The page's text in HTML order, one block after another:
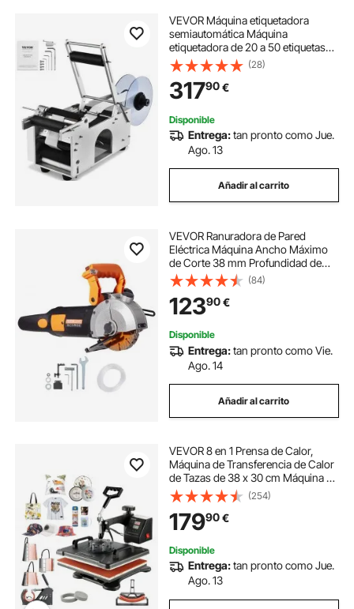
VEVOR Máquina etiquetadora
semiautomática Máquina
etiquetadora de 20 a 50 etiquetas
por minuto, anchos de etiquetas de
13 a 150 mm, longitudes de
etiquetas de 25 a 300 mm Etiquetas
de precios
(28)
31790€
Disponible
Entrega:tan pronto como Jue.
Ago. 13
Añadir al carrito
VEVOR Ranuradora de Pared
Eléctrica Máquina Ancho Máximo
de Corte 38 mm Profundidad de
Corte de Ranura 41 mm Ranuradora
de Pared de 2500 W Máquina
Cortadora de Pared con Bomba de
Agua
(84)
12390€
Disponible
Entrega:tan pronto como Vie.
Ago. 14
Añadir al carrito
VEVOR 8 en 1 Prensa de Calor,
Máquina de Transferencia de Calor
de Tazas de 38 x 30 cm Máquina de
Impresión de Calor con Pantalla
LED Digital Color Negro para
sombreros gorras camisetas tazas
plato
(254)
17990€
Disponible
Entrega:tan pronto como Jue.
Ago. 13